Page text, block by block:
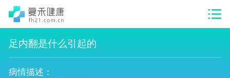
足内翻是什么引起的
病情描述：